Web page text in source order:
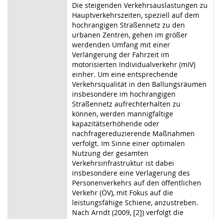
Die steigenden Verkehrsauslastungen zu
Hauptverkehrszeiten, speziell auf dem
hochrangigen Straßennetz zu den
urbanen Zentren, gehen im größer
werdenden Umfang mit einer
Verlängerung der Fahrzeit im
motorisierten Individualverkehr (mIV)
einher. Um eine entsprechende
Verkehrsqualität in den Ballungsräumen
insbesondere im hochrangigen
Straßennetz aufrechterhalten zu
können, werden mannigfaltige
kapazitätserhöhende oder
nachfragereduzierende Maßnahmen
verfolgt. Im Sinne einer optimalen
Nutzung der gesamten
Verkehrsinfrastruktur ist dabei
insbesondere eine Verlagerung des
Personenverkehrs auf den öffentlichen
Verkehr (ÖV), mit Fokus auf die
leistungsfähige Schiene, anzustreben.
Nach Arndt (2009, [2]) verfolgt die